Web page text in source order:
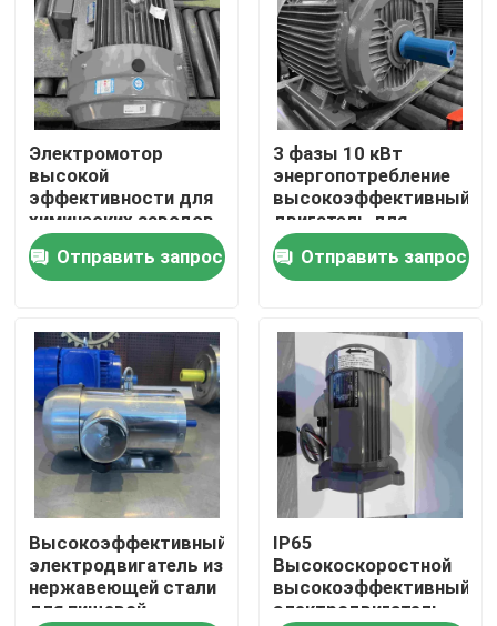
Продукты
Видео
О нас
Путешествие фабрики
Проверка качества
Свяжитесь мы
Спросите цитату
Электрический двигатель высокой эффективности
Электрические двигатели одиночной фазы
Электромотор
высокой
эффективности для
химических заводов
Отправить запрос
3 фазы 10 кВт
энергопотребление
высокоэффективный
двигатель для
текстильной
фабрики
Отправить запрос
Высокоэффективный
электродвигатель из
нержавеющей стали
для пищевой
IP65
Высокоскоростной
высокоэффективный
электродвигатель